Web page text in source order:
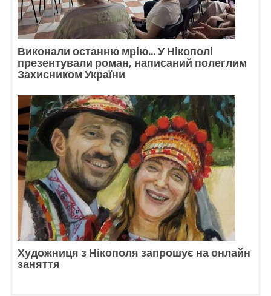
Виконали останню мрію… У Нікополі
презентували роман, написаний полеглим
Захисником України
Художниця з Нікополя запрошує на онлайн
заняття